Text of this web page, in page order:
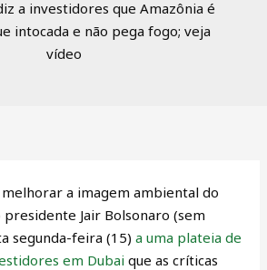
a imagem ambiental do
Jair Bolsonaro (sem
segunda-feira (15)a uma plateia de
em Dubai que as críticas